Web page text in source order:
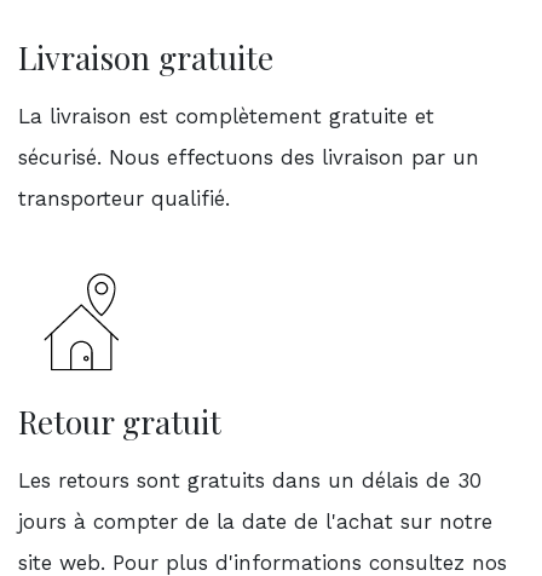
Livraison gratuite
La livraison est complètement gratuite et
sécurisé. Nous effectuons des livraison par un
transporteur qualifié.
Retour gratuit
Les retours sont gratuits dans un délais de 30
jours à compter de la date de l'achat sur notre
site web. Pour plus d'informations consultez nos